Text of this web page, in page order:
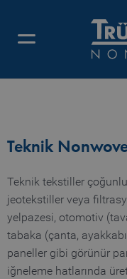
TEKNIK
Teknik
Teknik tekstiller
jeotekstiller veya
yelpazesi, otomotiv
tabaka (çanta,
paneller gibi görünür
iğneleme hatlarında